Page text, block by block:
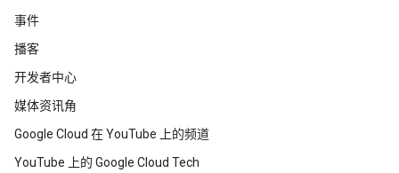
事件
播客
开发者中心
媒体资讯角
Google Cloud 在 YouTube 上的频道
YouTube 上的 Google Cloud Tech